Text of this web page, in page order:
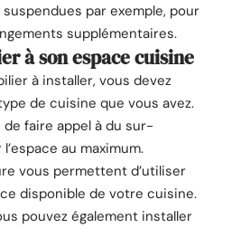
par exemple, pour
supplémentaires.
à son espace cuisine
à installer, vous devez
de cuisine que vous avez.
faire appel à du sur-
au maximum.
vous permettent d’utiliser
disponible de votre cuisine.
pouvez également installer